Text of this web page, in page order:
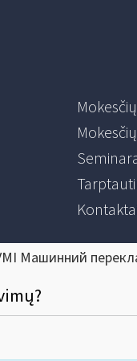
Машинний